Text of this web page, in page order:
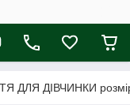
ДЛЯ ДІВЧИНКИ